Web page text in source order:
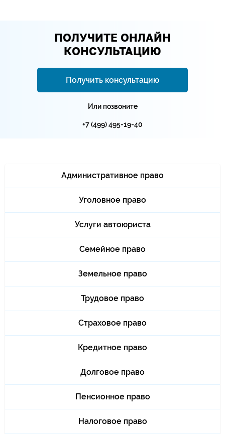
ПОЛУЧИТЕ ОНЛАЙН
КОНСУЛЬТАЦИЮ
Получить консультацию
Или позвоните
+7 (499) 495-19-40
Административное право
Уголовное право
Услуги автоюриста
Семейное право
Земельное право
Трудовое право
Страховое право
Кредитное право
Долговое право
Пенсионное право
Налоговое право